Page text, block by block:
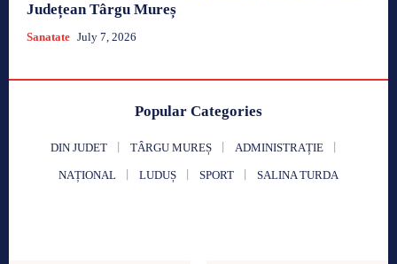
Județean Târgu Mureș
Sanatate July 7, 2026
Popular Categories
DIN JUDET TÂRGU MUREȘ ADMINISTRAȚIE
NAȚIONAL LUDUȘ SPORT SALINA TURDA